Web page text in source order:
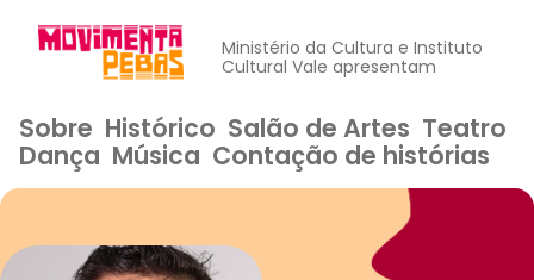
Ministério da Cultura e Instituto
Cultural Vale apresentam
Sobre Histórico Salão de Artes Teatro
Dança Música Contação de histórias